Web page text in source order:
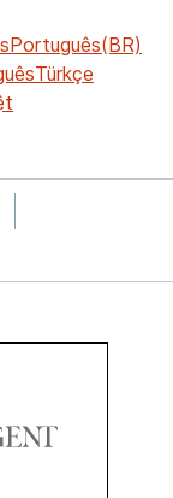
Português(BR)
Türkçe